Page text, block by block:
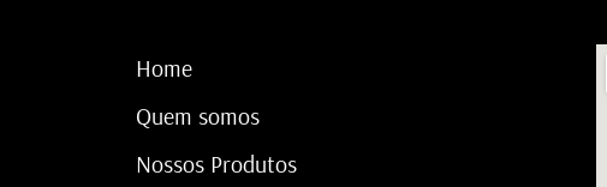
Home
Quem somos
Nossos Produtos